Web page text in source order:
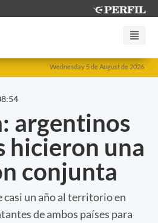
Wednesday 5 de August de 2026
argentinos
hicieron una
conjunta
casi un año al territorio en
de ambos países para